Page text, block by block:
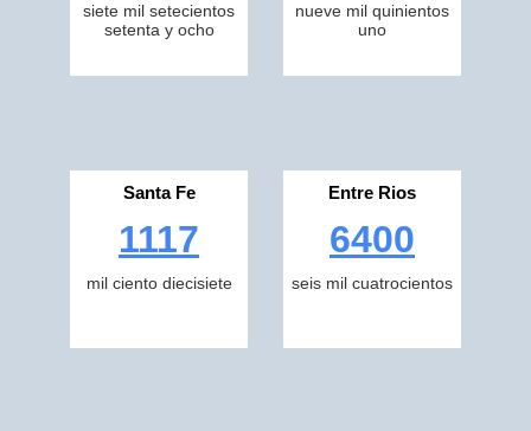
siete mil setecientos
setenta y ocho
nueve mil quinientos
uno
Santa Fe
1117
mil ciento diecisiete
Entre Rios
6400
seis mil cuatrocientos